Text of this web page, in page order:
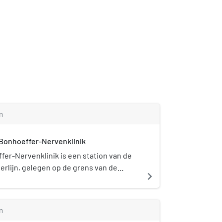
Nervenklinik
Nervenklinik is een station van de
gelegen op de grens van de
ziekenhuis. Het huidige S-
Het gelijknamige metrostation
navigate_next